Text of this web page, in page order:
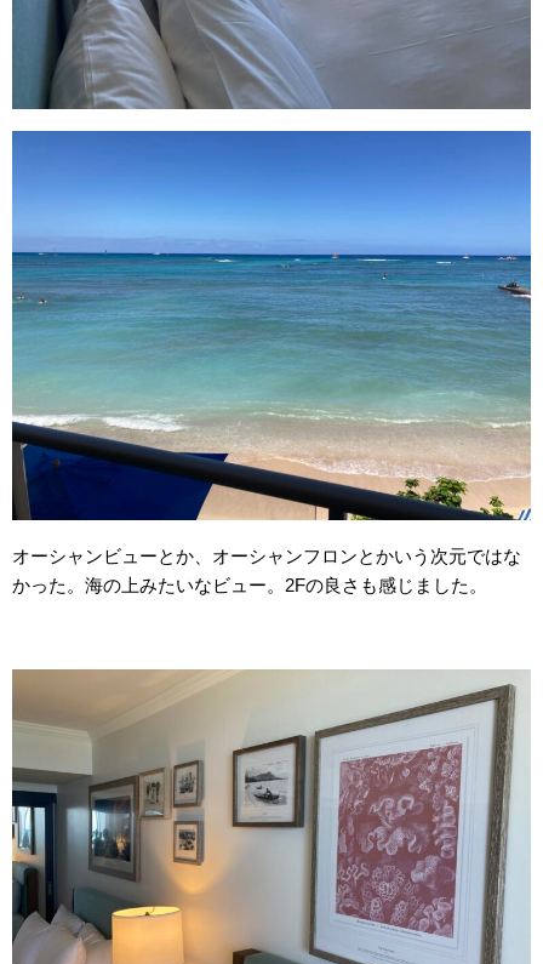
オーシャンビューとか、オーシャンフロンとかいう次元ではな
かった。海の上みたいなビュー。2Fの良さも感じました。